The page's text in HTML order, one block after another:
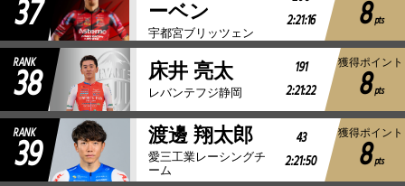
37
ーベン
宇都宮ブリッツェン
2:21:16
8 pts
RANK
38 床井 亮太
レバンテフジ静岡
191
2:21:22
獲得ポイント
8 pts
RANK
39 渡邊 翔太郎
愛三工業レーシングチ
ーム
43
2:21:50
獲得ポイント
8 pts